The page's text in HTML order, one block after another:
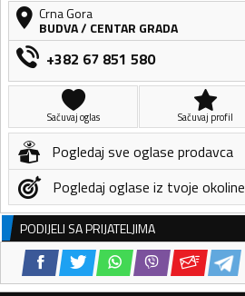
Crna Gora
BUDVA/ CENTAR GRADA
+382 67 851 580
Sačuvaj oglas Sačuvaj profil
Pogledaj sve oglase prodavca
Pogledaj oglase iz tvoje okoline
PODIJELI SA PRIJATELJIMA